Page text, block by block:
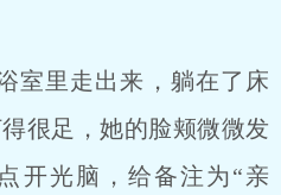
里走出来，躺在了床
得很足，她的脸颊微微发
开光脑，给备注为“亲